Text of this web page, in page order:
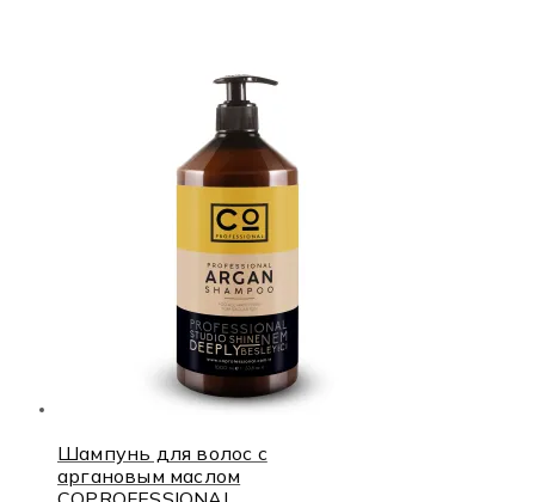
Шампунь для волос с
аргановым маслом